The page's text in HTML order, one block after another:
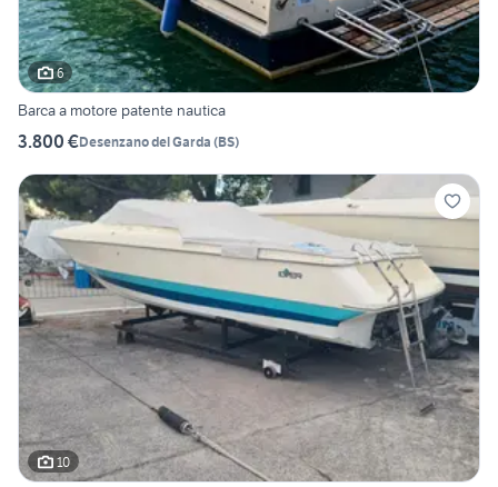
6
Barca a motore patente nautica
3.800 €Desenzano del Garda (BS)
10